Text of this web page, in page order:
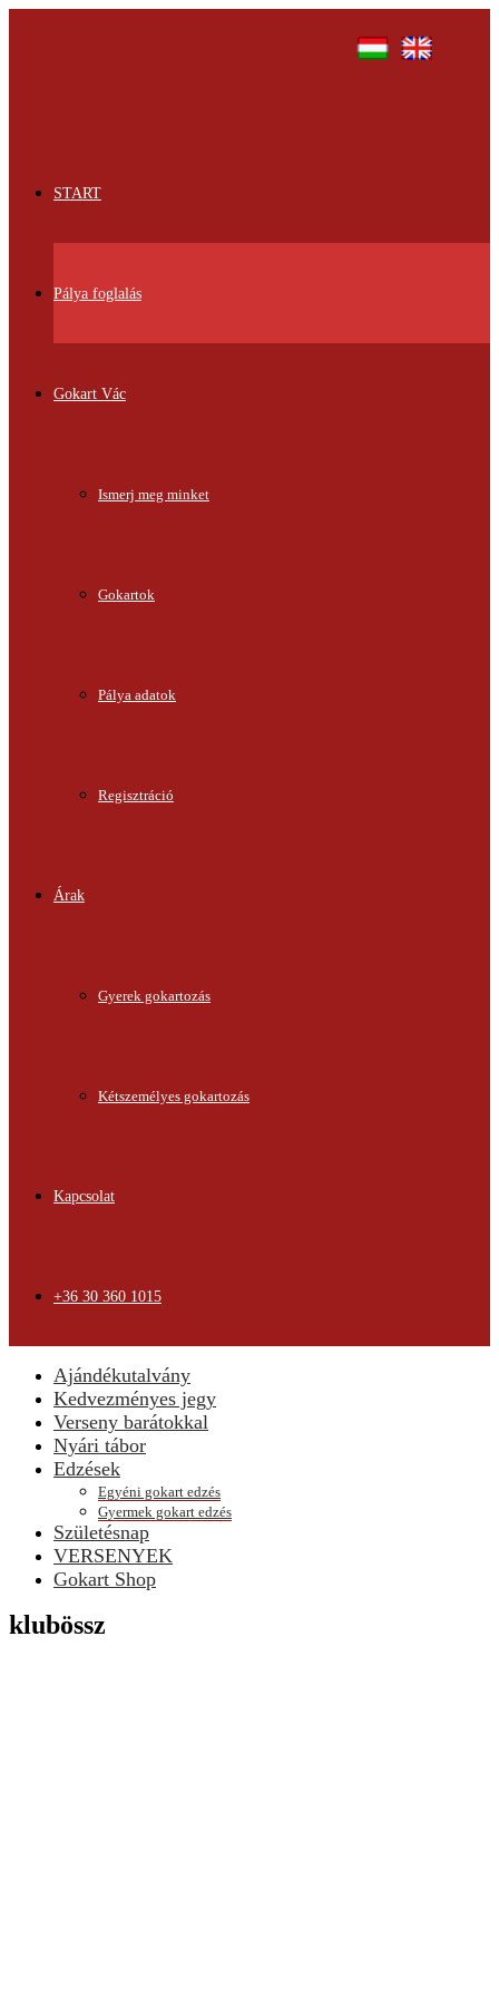
START
Pálya foglalás
Gokart Vác
Ismerj meg minket
Gokartok
Pálya adatok
Regisztráció
Árak
Gyerek gokartozás
Kétszemélyes gokartozás
Kapcsolat
+36 30 360 1015
Ajándékutalvány
Kedvezményes jegy
Verseny barátokkal
Nyári tábor
Edzések
Egyéni gokart edzés
Gyermek gokart edzés
Születésnap
VERSENYEK
Gokart Shop
klubössz